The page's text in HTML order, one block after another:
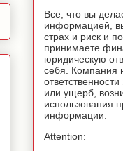
Все, что вы
информацией,
страх и риск и
принимаете
юридическую
себя. Компания
или ущерб,
использования
информации.
Attention: